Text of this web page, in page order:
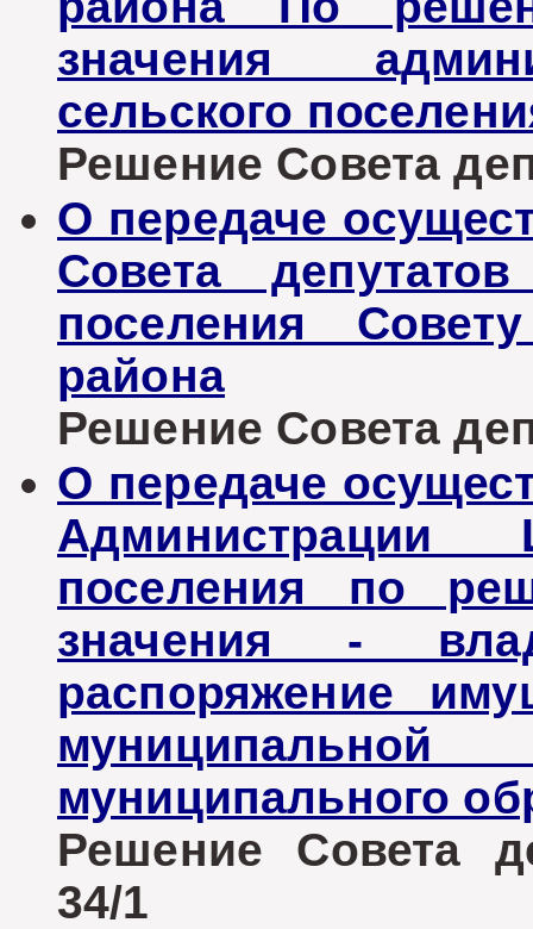
значения
сельского
Решение Совета
О передаче
Совета
поселения
района
Решение Совета
О передаче
Администрации
поселения по
значения -
распоряжение
муниципального
Решение Совета
34/1